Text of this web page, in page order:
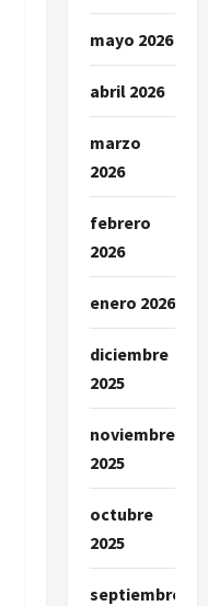
mayo 2026
abril 2026
marzo
2026
febrero
2026
enero 2026
diciembre
2025
noviembre
2025
octubre
2025
septiembre